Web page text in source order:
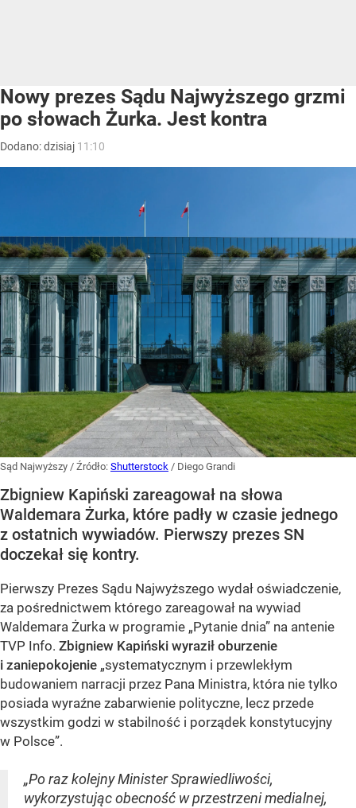
Nowy prezes Sądu Najwyższego grzmi
po słowach Żurka. Jest kontra
Dodano:dzisiaj 11:10
Sąd Najwyższy / Źródło: Shutterstock / Diego Grandi
Zbigniew Kapiński zareagował na słowa
Waldemara Żurka, które padły w czasie jednego
z ostatnich wywiadów. Pierwszy prezes SN
doczekał się kontry.
Pierwszy Prezes Sądu Najwyższego wydał oświadczenie,
za pośrednictwem którego zareagował na wywiad
Waldemara Żurka w programie „Pytanie dnia” na antenie
TVP Info. Zbigniew Kapiński wyraził oburzenie
i zaniepokojenie „systematycznym i przewlekłym
budowaniem narracji przez Pana Ministra, która nie tylko
posiada wyraźne zabarwienie polityczne, lecz przede
wszystkim godzi w stabilność i porządek konstytucyjny
w Polsce”.
„Po raz kolejny Minister Sprawiedliwości,
wykorzystując obecność w przestrzeni medialnej,